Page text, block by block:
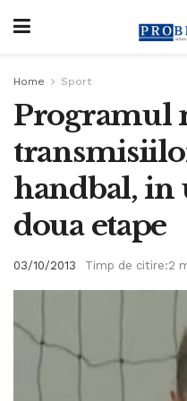
Home Sport
Programul
handbal, in
doua etape
03/10/2013 Timp de citire:2